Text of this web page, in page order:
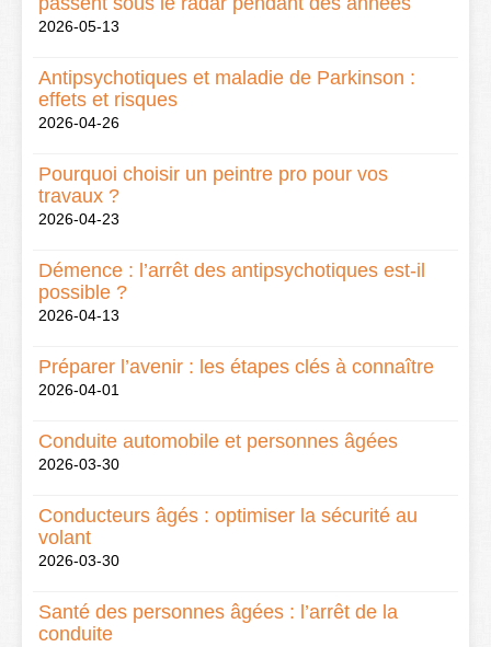
2026-05-13
Antipsychotiques et maladie de Parkinson :
effets et risques
2026-04-26
Pourquoi choisir un peintre pro pour vos
travaux ?
2026-04-23
Démence : l’arrêt des antipsychotiques est-il
possible ?
2026-04-13
Préparer l’avenir : les étapes clés à connaître
2026-04-01
Conduite automobile et personnes âgées
2026-03-30
Conducteurs âgés : optimiser la sécurité au
volant
2026-03-30
Santé des personnes âgées : l’arrêt de la
conduite